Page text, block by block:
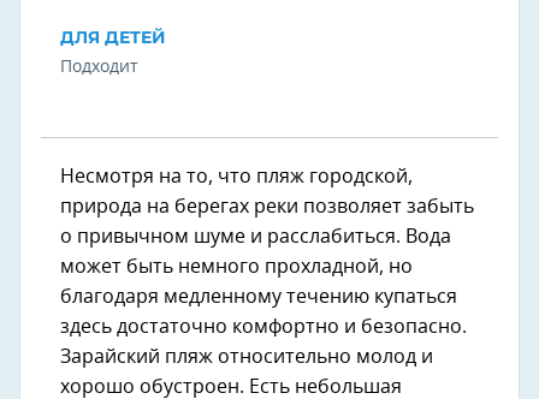
ДЛЯ ДЕТЕЙ
Подходит
Несмотря на то, что пляж городской,
природа на берегах реки позволяет забыть
о привычном шуме и расслабиться. Вода
может быть немного прохладной, но
благодаря медленному течению купаться
здесь достаточно комфортно и безопасно.
Зарайский пляж относительно молод и
хорошо обустроен. Есть небольшая